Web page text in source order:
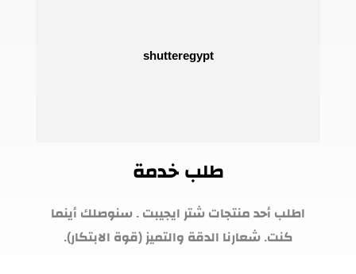
طلب خدمة
اطلب أحد منتجات شتر ايجيبت . سنوصلك أينما
كنت. شعارنا الدقة والتميز (قوة الابتكار).